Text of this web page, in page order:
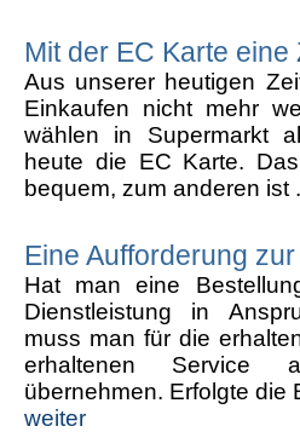
Mit der EC Karte
Aus unserer heutigen
Einkaufen nicht mehr
wählen in Supermarkt
heute die EC Karte.
bequem, zum anderen ist
Eine Aufforderung
Hat man eine
Dienstleistung in
muss man für die
erhaltenen Service
übernehmen. Erfolgte die
weiter